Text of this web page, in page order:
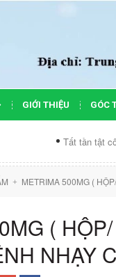
GIỚI THIỆU GÓC
Tất tần tật công
+ METRIMA 500MG (
(
NHẠY